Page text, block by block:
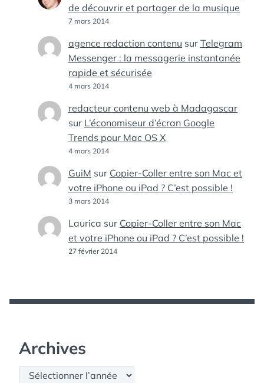
de découvrir et partager de la musique
7 mars 2014
agence redaction contenu sur Telegram
Messenger : la messagerie instantanée
rapide et sécurisée
4 mars 2014
redacteur contenu web à Madagascar
sur L’économiseur d’écran Google
Trends pour Mac OS X
4 mars 2014
GuiM sur Copier-Coller entre son Mac et
votre iPhone ou iPad ? C’est possible !
3 mars 2014
Laurica sur Copier-Coller entre son Mac
et votre iPhone ou iPad ? C’est possible !
27 février 2014
Archives
Archives